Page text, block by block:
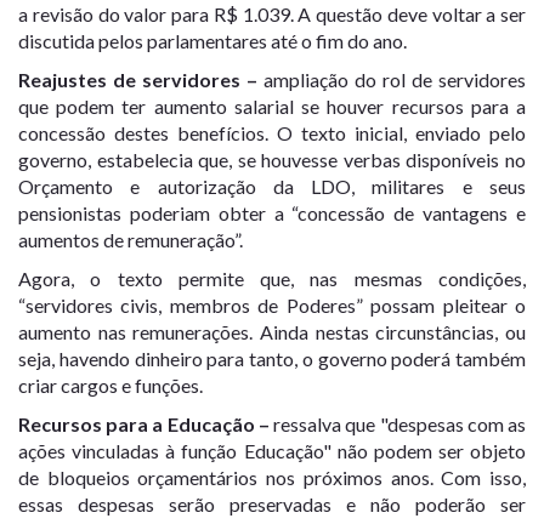
a revisão do valor para R$ 1.039. A questão deve voltar a ser
discutida pelos parlamentares até o fim do ano.
Reajustes de servidores – ampliação do rol de servidores
que podem ter aumento salarial se houver recursos para a
concessão destes benefícios. O texto inicial, enviado pelo
governo, estabelecia que, se houvesse verbas disponíveis no
Orçamento e autorização da LDO, militares e seus
pensionistas poderiam obter a “concessão de vantagens e
aumentos de remuneração”.
Agora, o texto permite que, nas mesmas condições,
“servidores civis, membros de Poderes” possam pleitear o
aumento nas remunerações. Ainda nestas circunstâncias, ou
seja, havendo dinheiro para tanto, o governo poderá também
criar cargos e funções.
Recursos para a Educação – ressalva que "despesas com as
ações vinculadas à função Educação" não podem ser objeto
de bloqueios orçamentários nos próximos anos. Com isso,
essas despesas serão preservadas e não poderão ser